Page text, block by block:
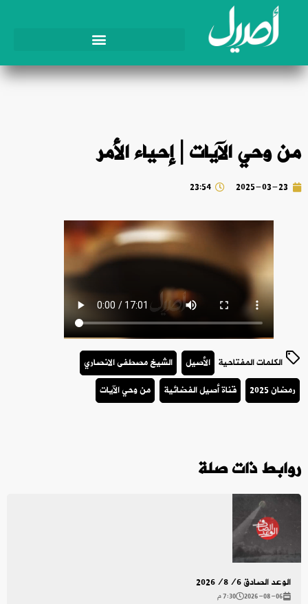
من وحي الآيات | إحياء الأمر
2025-03-23
23:54
الكلمات المفتاحية الأصيل
الشيخ مصطفى الانصاري
رمضان 2025
قناة أصيل الفضائية من وحي الآيات
روابط ذات صلة
الوعد الصادق 2026/8/6
2026-08-06 7:30 م